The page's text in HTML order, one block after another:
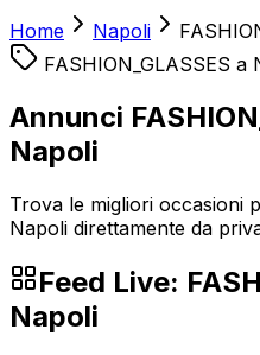
Home Napoli
FASHION_GLASSES a
Annunci
Napoli
Trova le migliori occasioni
Napoli direttamente da
Feed Live:
Napoli